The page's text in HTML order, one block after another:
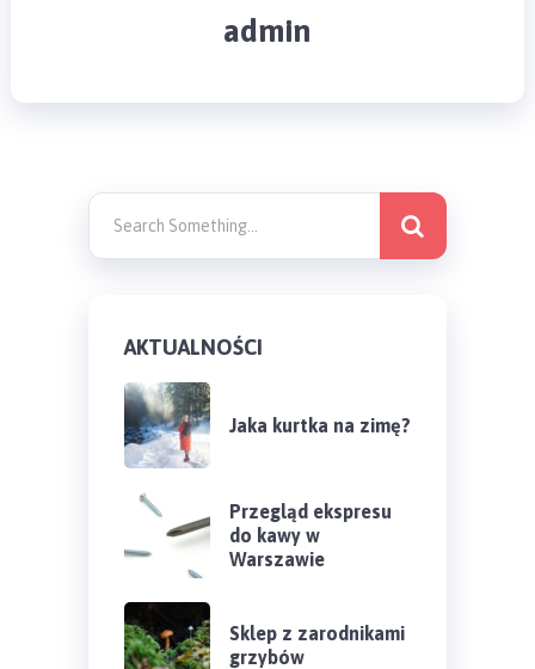
admin
AKTUALNOŚCI
Jaka kurtka na zimę?
Przegląd ekspresu
do kawy w
Warszawie
Sklep z zarodnikami
grzybów